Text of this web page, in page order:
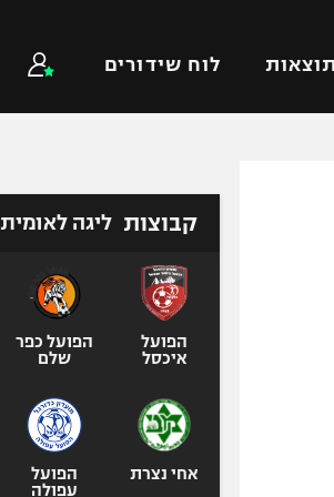
תוצאות לוח שידורים
טניס
כדורעף
אגרוף
ספורט אולימפי
קבוצות ליגה לאומית
הפועל
איכסל
הפועל כפר
שלם
אחי נצרת
הפועל
עפולה